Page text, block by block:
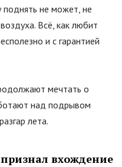
поднять не может, не
Всё, как любит
и с гарантией
мечтать о
над подрывом
лета.
признал вхождение